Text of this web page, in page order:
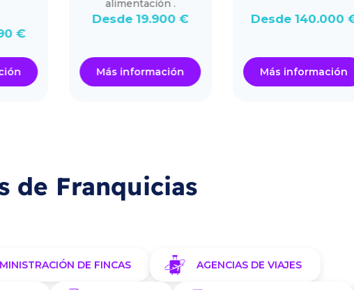
€
alimentación .
Desde 19.900 €
Más información
Desde 140.000 €
Más información
de Franquicias
DE FINCAS AGENCIAS DE VIAJES